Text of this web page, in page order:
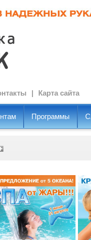
| Карта сайта
Программы